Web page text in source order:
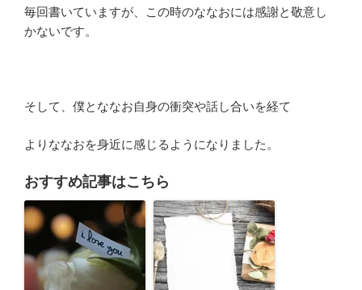
毎回書いていますが、この時のななおには感謝と敬意し
かないです。
そして、僕とななお自身の衝突や話し合いを経て
よりななおを身近に感じるようになりました。
おすすめ記事はこちら